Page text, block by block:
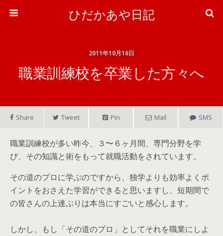
ひだかあや日記
2011年10月16日
職業訓練校を卒業した方々へ
Share Tweet Pin Mail SMS
職業訓練校が多い昨今、３〜６ヶ月間、専門分野を学
び、その知識と術をもって就職活動をされています。
その道のプロに学ぶのですから、独学よりも効率よくポ
イントをおさえた学習ができると思いますし、短期間で
の皆さんの上達ぶりは本当にすごいと感心します。
しかし、もし「その道のプロ」としてそれを職業にしよ